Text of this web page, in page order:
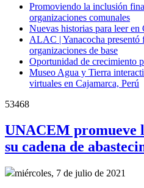
Promoviendo la inclusión
organizaciones comunales
Nuevas historias para leer en
ALAC | Yanacocha presentó
organizaciones de base
Oportunidad de crecimiento
Museo Agua y Tierra
virtuales en Cajamarca, Perú
53468
UNACEM promueve
su cadena de
miércoles, 7 de julio de 2021